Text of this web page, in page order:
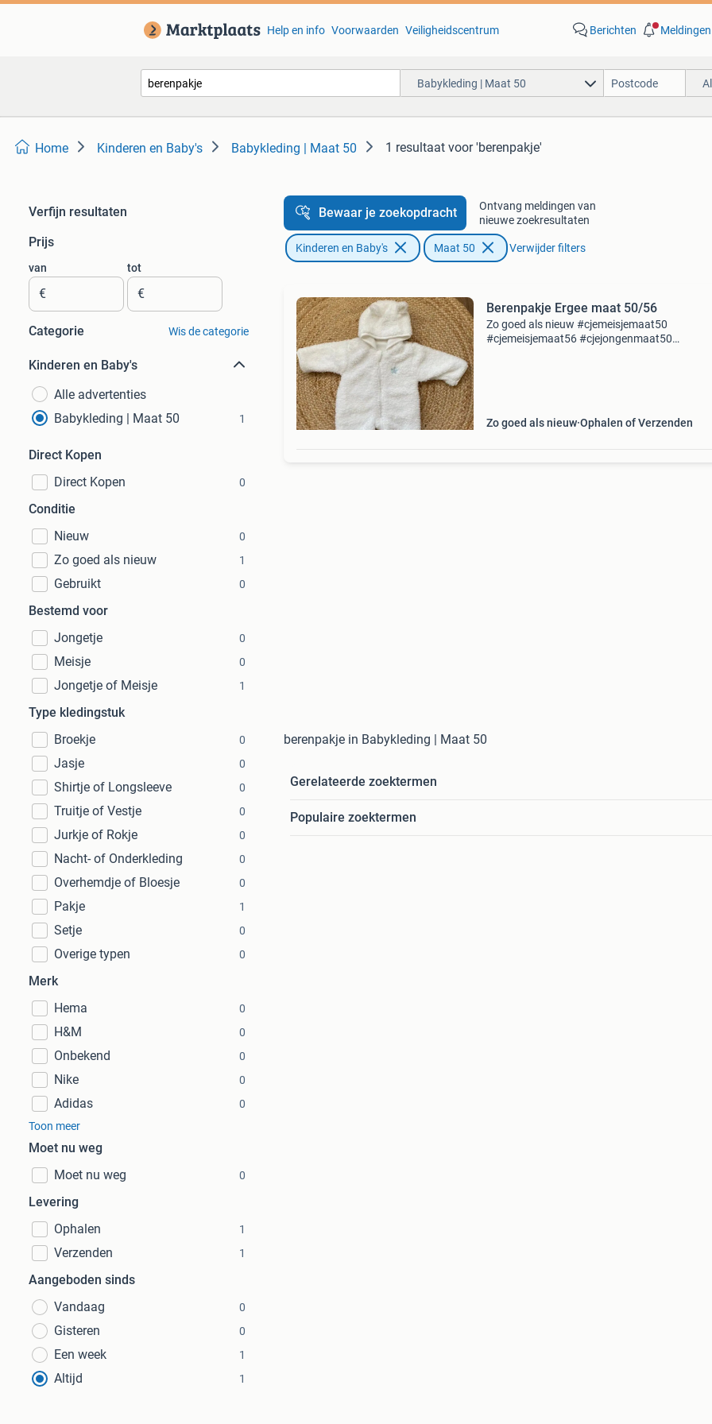
Help en info Voorwaarden Veiligheidscentrum Berichten Meldingen
Babykleding | Maat 50
Home Kinderen en Baby's Babykleding | Maat 50 1 resultaat voor 'berenpakje'
Verfijn resultaten
Prijs
van
€
tot
€
Categorie Wis de categorie
Kinderen en Baby's
Alle advertenties
Babykleding | Maat 50
1
Direct Kopen
Direct Kopen
0
Conditie
Nieuw
0
Zo goed als nieuw 1
Gebruikt 0
Bestemd voor
Jongetje
0
Meisje 0
Jongetje of Meisje 1
Type kledingstuk
Broekje
0
Jasje 0
Shirtje of Longsleeve 0
Truitje of Vestje 0
Jurkje of Rokje 0
Nacht- of Onderkleding 0
Overhemdje of Bloesje 0
Pakje 1
Setje 0
Overige typen 0
Merk
Hema
0
H&M 0
Onbekend 0
Nike 0
Adidas
0
Toon meer
Moet nu weg
Moet nu weg
0
Levering
Ophalen
1
Verzenden 1
Aangeboden sinds
Vandaag
0
Gisteren 0
Een week 1
Altijd 1
Bewaar je zoekopdracht
Ontvang meldingen van
nieuwe zoekresultaten
Kinderen en Baby's Maat 50 Verwijder filters
Berenpakje Ergee maat 50/56
Zo goed als nieuw #cjemeisjemaat50
#cjemeisjemaat56 #cjejongenmaat50
Zo goed als nieuw Ophalen of Verzenden
berenpakje in Babykleding | Maat 50
Gerelateerde zoektermen
Populaire zoektermen